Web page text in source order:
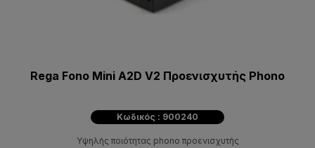
Rega Fono Mini A2D V2 Προενισχυτής Phono
Κωδικός : 900240
Υψηλής ποιότητας phono προενισχυτής